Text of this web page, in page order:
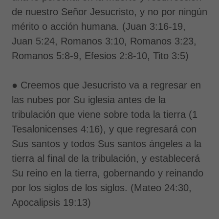
de nuestro Señor Jesucristo, y no por ningún
mérito o acción humana. (Juan 3:16-19,
Juan 5:24, Romanos 3:10, Romanos 3:23,
Romanos 5:8-9, Efesios 2:8-10, Tito 3:5)
● Creemos que Jesucristo va a regresar en
las nubes por Su iglesia antes de la
tribulación que viene sobre toda la tierra (1
Tesalonicenses 4:16), y que regresará con
Sus santos y todos Sus santos ángeles a la
tierra al final de la tribulación, y establecerá
Su reino en la tierra, gobernando y reinando
por los siglos de los siglos. (Mateo 24:30,
Apocalipsis 19:13)